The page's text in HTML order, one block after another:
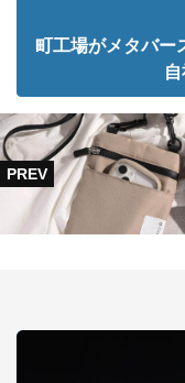
町工場がメタバー